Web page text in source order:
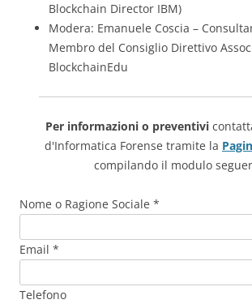
Blockchain Director IBM)
Modera: Emanuele Coscia –
Membro del Consiglio Direttivo
BlockchainEdu
Per informazioni o preventivi
d'Informatica Forense tramite la
compilando il modulo
Nome o Ragione Sociale *
Email *
Telefono